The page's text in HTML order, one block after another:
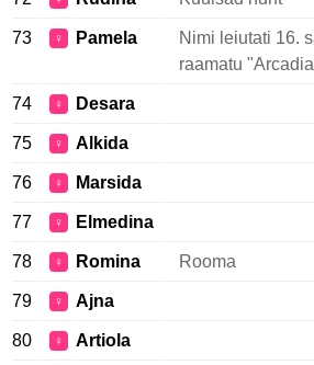
73 ♀ Pamela
Nimi leiutati 16.
raamatu
74 ♀ Desara
75 ♀ Alkida
76 ♀ Marsida
77 ♀ Elmedina
78 ♀ Romina Rooma
79 ♀ Ajna
80 ♀ Artiola